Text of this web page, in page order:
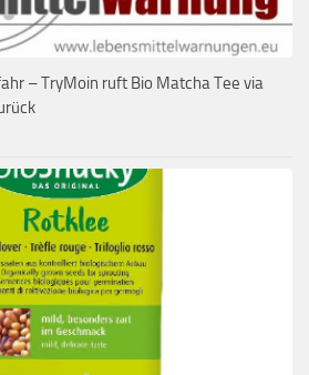
– TryMoin ruft Bio Matcha Tee via